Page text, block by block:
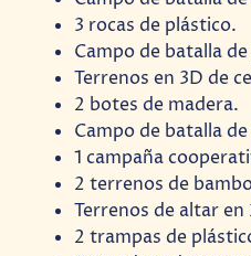
3 rocas de plástico.
Campo de batalla
Terrenos en 3D de
2 botes de madera.
Campo de batalla
1 campaña
2 terrenos de
Terrenos de altar en
2 trampas de